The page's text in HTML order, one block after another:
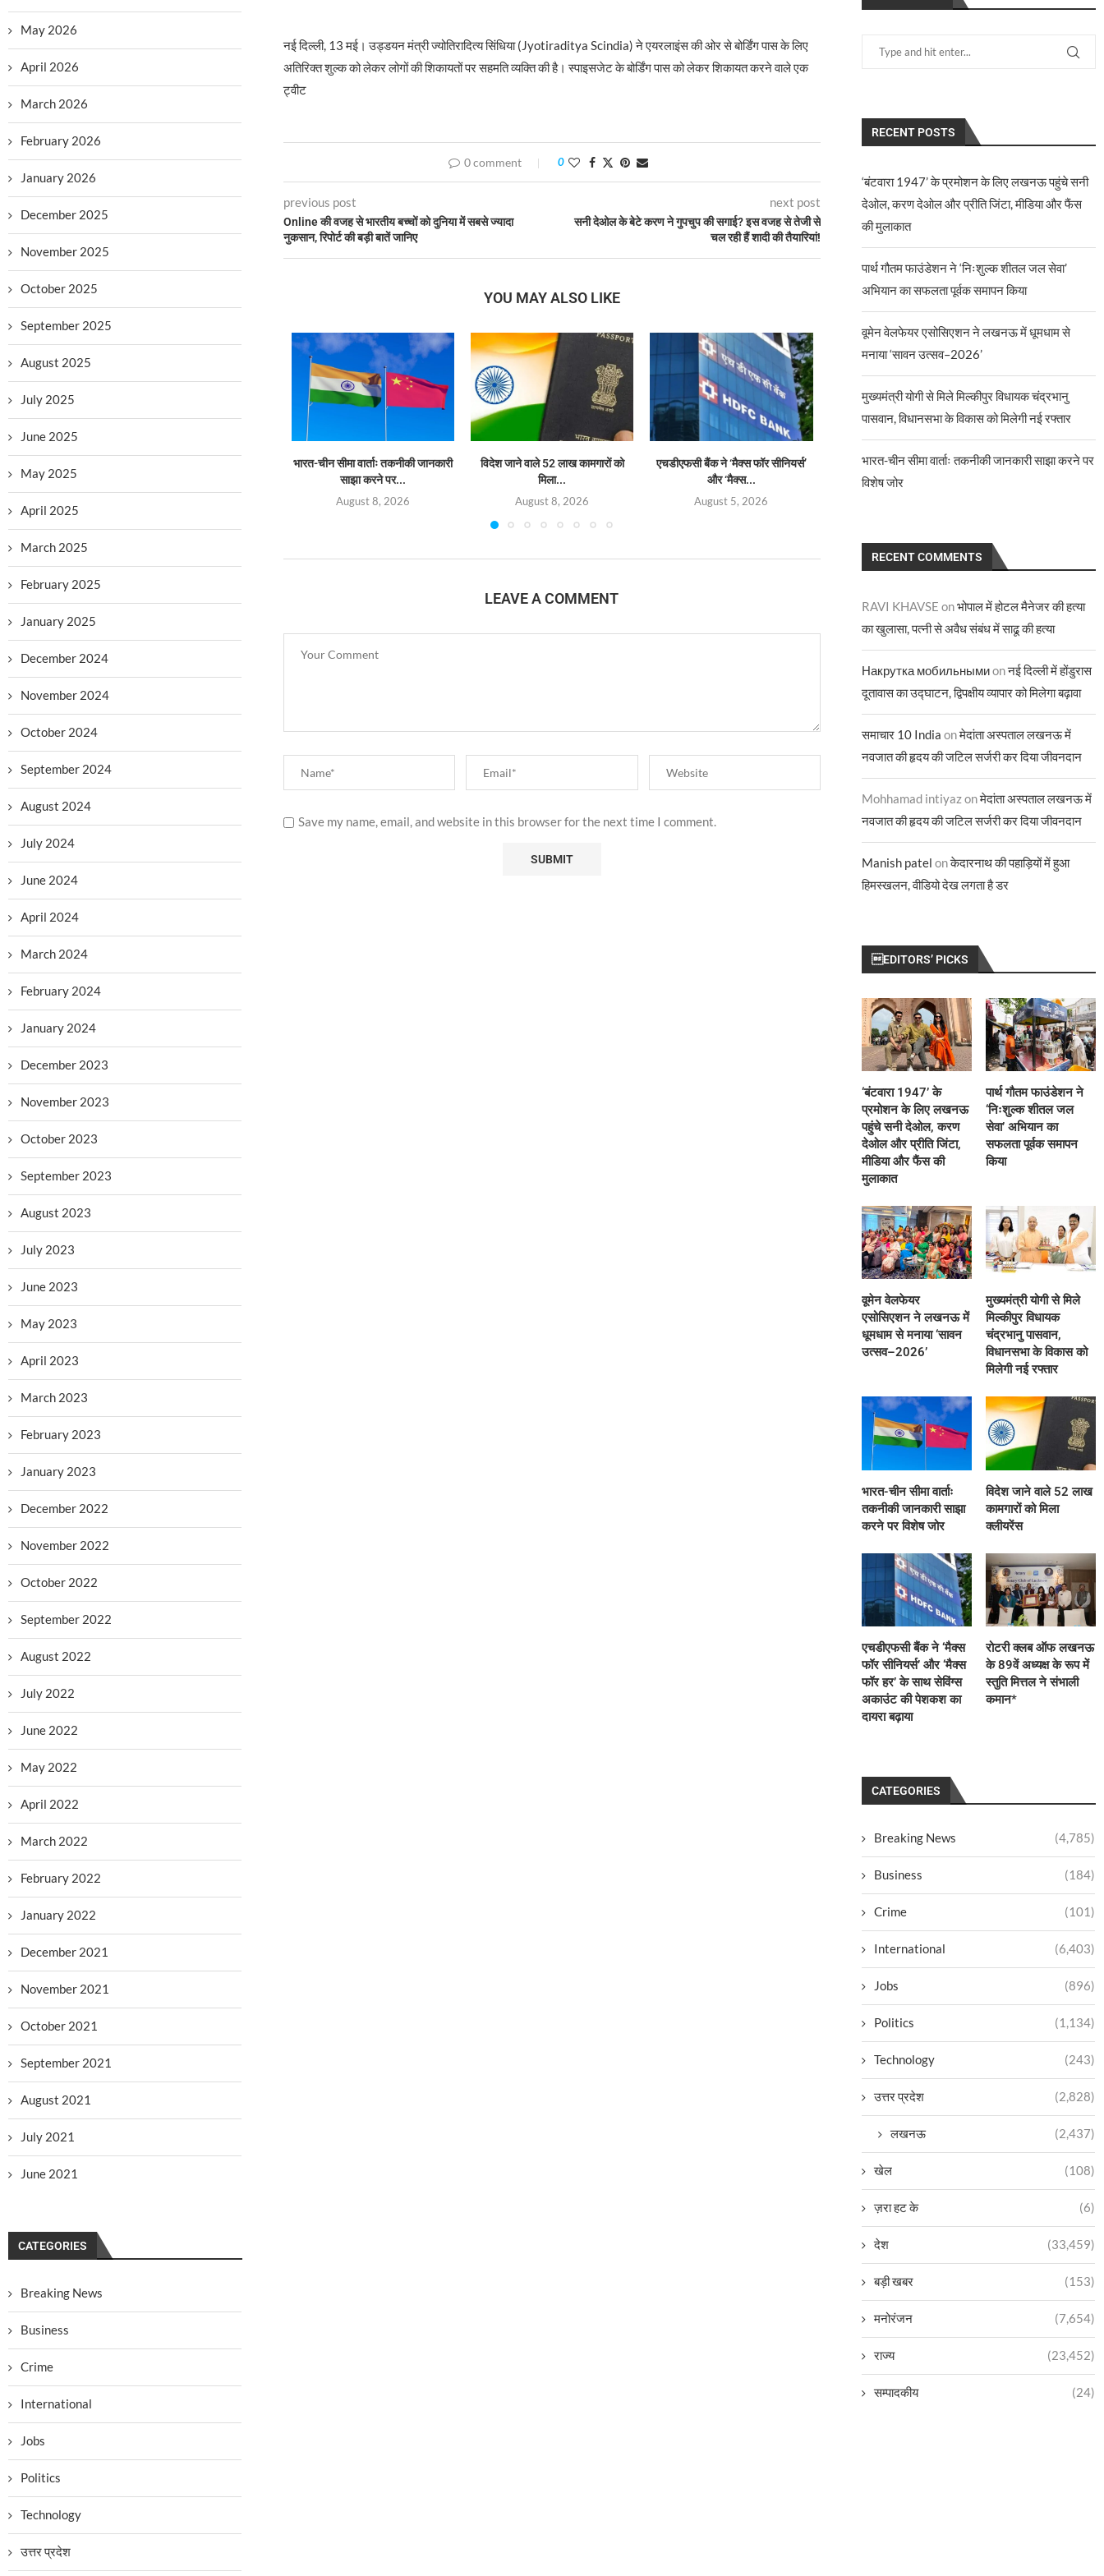
नई दिल्ली, 13 मई। उड्डयन मंत्री ज्योतिरादित्य सिंधिया (Jyotiraditya Scindia) ने एयरलाइंस की ओर से बोर्डिंग पास के लिए
अतिरिक्त शुल्क को लेकर लोगों की शिकायतों पर सहमति व्यक्ति की है। स्पाइसजेट के बोर्डिंग पास को लेकर शिकायत करने वाले एक
ट्वीट
0 comment 0
previous post
Online की वजह से भारतीय बच्चों को दुनिया में सबसे ज्यादा
नुकसान, रिपोर्ट की बड़ी बातें जानिए
next post
सनी देओल के बेटे करण ने गुपचुप की सगाई? इस वजह से तेजी से
चल रही हैं शादी की तैयारियां!
YOU MAY ALSO LIKE
भारत-चीन सीमा वार्ताः तकनीकी जानकारी
साझा करने पर...
August 8, 2026
विदेश जाने वाले 52 लाख कामगारों को
मिला...
August 8, 2026
एचडीएफसी बैंक ने ‘मैक्स फॉर सीनियर्स’
और ‘मैक्स...
August 5, 2026
जयशंकर और उज़्बेक विदेश मंत्री ने की
रणनीतिक...
लोकसभा में विदेश
LEAVE A COMMENT
Save my name, email, and website in this browser for the next time I comment.
RECENT POSTS
‘बंटवारा 1947’ के प्रमोशन के लिए लखनऊ पहुंचे सनी
देओल, करण देओल और प्रीति जिंटा, मीडिया और फैंस
की मुलाकात
पार्थ गौतम फाउंडेशन ने ‘निःशुल्क शीतल जल सेवा’
अभियान का सफलता पूर्वक समापन किया
वूमेन वेलफेयर एसोसिएशन ने लखनऊ में धूमधाम से
मनाया ‘सावन उत्सव–2026’
मुख्यमंत्री योगी से मिले मिल्कीपुर विधायक चंद्रभानु
पासवान, विधानसभा के विकास को मिलेगी नई रफ्तार
भारत-चीन सीमा वार्ताः तकनीकी जानकारी साझा करने पर
विशेष जोर
RECENT COMMENTS
RAVI KHAVSE onभोपाल में होटल मैनेजर की हत्या
का खुलासा, पत्नी से अवैध संबंध में साढू की हत्या
Накрутка мобильнымиonनई दिल्ली में होंडुरास
दूतावास का उद्घाटन, द्विपक्षीय व्यापार को मिलेगा बढ़ावा
समाचार 10 India onमेदांता अस्पताल लखनऊ में
नवजात की हृदय की जटिल सर्जरी कर दिया जीवनदान
Mohhamad intiyazonमेदांता अस्पताल लखनऊ में
नवजात की हृदय की जटिल सर्जरी कर दिया जीवनदान
Manish patel onकेदारनाथ की पहाड़ियों में हुआ
हिमस्खलन, वीडियो देख लगता है डर
EDITORS’ PICKS
‘बंटवारा 1947’ के
प्रमोशन के लिए लखनऊ
पहुंचे सनी देओल, करण
देओल और प्रीति जिंटा,
मीडिया और फैंस की
मुलाकात
पार्थ गौतम फाउंडेशन ने
‘निःशुल्क शीतल जल
सेवा’ अभियान का
सफलता पूर्वक समापन
किया
वूमेन वेलफेयर
एसोसिएशन ने लखनऊ में
धूमधाम से मनाया ‘सावन
उत्सव–2026’
मुख्यमंत्री योगी से मिले
मिल्कीपुर विधायक
चंद्रभानु पासवान,
विधानसभा के विकास को
मिलेगी नई रफ्तार
भारत-चीन सीमा वार्ताः
तकनीकी जानकारी साझा
करने पर विशेष जोर
विदेश जाने वाले 52 लाख
कामगारों को मिला
क्लीयरेंस
एचडीएफसी बैंक ने ‘मैक्स
फॉर सीनियर्स’ और ‘मैक्स
फॉर हर’ के साथ सेविंग्स
अकाउंट की पेशकश का
दायरा बढ़ाया
रोटरी क्लब ऑफ लखनऊ
के 89वें अध्यक्ष के रूप में
स्तुति मित्तल ने संभाली
कमान*
CATEGORIES
Breaking News (4,785)
Business (184)
Crime (101)
International (6,403)
Jobs (896)
Politics (1,134)
Technology (243)
उत्तर प्रदेश (2,828)
लखनऊ (2,437)
खेल (108)
ज़रा हट के (6)
देश (33,459)
बड़ी खबर (153)
मनोरंजन (7,654)
राज्य (23,452)
सम्पादकीय (24)
May 2026
April 2026
March 2026
February 2026
January 2026
December 2025
November 2025
October 2025
September 2025
August 2025
July 2025
June 2025
May 2025
April 2025
March 2025
February 2025
January 2025
December 2024
November 2024
October 2024
September 2024
August 2024
July 2024
June 2024
April 2024
March 2024
February 2024
January 2024
December 2023
November 2023
October 2023
September 2023
August 2023
July 2023
June 2023
May 2023
April 2023
March 2023
February 2023
January 2023
December 2022
November 2022
October 2022
September 2022
August 2022
July 2022
June 2022
May 2022
April 2022
March 2022
February 2022
January 2022
December 2021
November 2021
October 2021
September 2021
August 2021
July 2021
June 2021
CATEGORIES
Breaking News
Business
Crime
International
Jobs
Politics
Technology
उत्तर प्रदेश